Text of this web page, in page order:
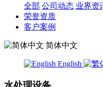
全部 公司动态 业界资
荣誉资质
客户案例
简体中文
English